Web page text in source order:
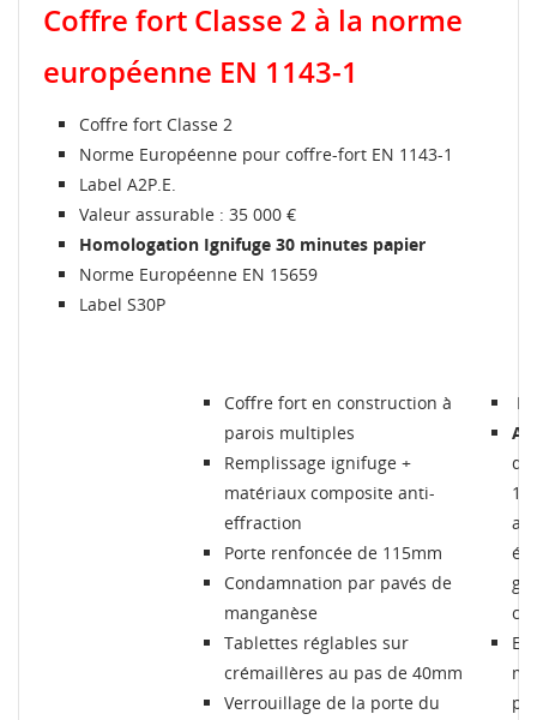
Coffre fort Classe 2 à la norme
européenne EN 1143-1
Coffre fort Classe 2
Norme Européenne pour coffre-fort EN 1143-1
Label A2P.E.
Valeur assurable : 35 000 €
Homologation Ignifuge 30 minutes papier
Norme Européenne EN 15659
Label S30P
Coffre fort en construction à
parois multiples
Remplissage ignifuge +
matériaux composite anti-
effraction
Porte renfoncée de 115mm
Condamnation par pavés de
manganèse
Tablettes réglables sur
crémaillères au pas de 40mm
Verrouillage de la porte du
10
MES LISTES
CRÉER UNE LISTE D'ENVIES
Nom de la liste d'envies
Créer une liste d'envies
CONNEXION
Vous devez être connecté pour ajouter des produits à
Annuler